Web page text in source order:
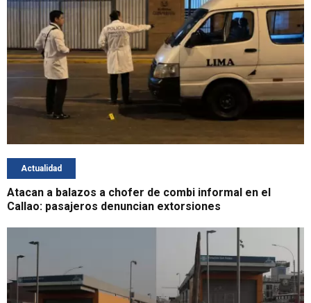
Actualidad
Atacan a balazos a chofer de combi informal en el
Callao: pasajeros denuncian extorsiones